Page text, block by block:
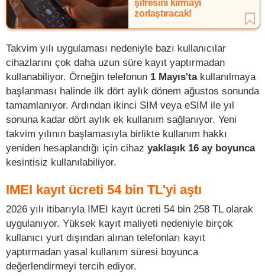
şifresini kırmayı
zorlaştıracak!
Takvim yılı uygulaması nedeniyle bazı kullanıcılar
cihazlarını çok daha uzun süre kayıt yaptırmadan
kullanabiliyor. Örneğin telefonun 1 Mayıs'takullanılmaya
başlanması halinde ilk dört aylık dönem ağustos sonunda
tamamlanıyor. Ardından ikinci SIM veya eSIM ile yıl
sonuna kadar dört aylık ek kullanım sağlanıyor. Yeni
takvim yılının başlamasıyla birlikte kullanım hakkı
yeniden hesaplandığı için cihaz yaklaşık 16 ay boyunca
kesintisiz kullanılabiliyor.
IMEI kayıt ücreti 54 bin TL'yi aştı
2026 yılı itibarıyla IMEI kayıt ücreti 54 bin 258 TL olarak
uygulanıyor. Yüksek kayıt maliyeti nedeniyle birçok
kullanıcı yurt dışından alınan telefonları kayıt
yaptırmadan yasal kullanım süresi boyunca
değerlendirmeyi tercih ediyor.